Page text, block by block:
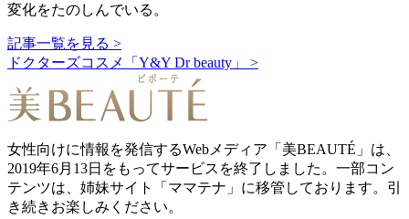
変化をたのしんでいる。
記事一覧を見る >
ドクターズコスメ「Y&Y Dr beauty」 >
女性向けに情報を発信するWebメディア「美BEAUTÉ」は、
2019年6月13日をもってサービスを終了しました。一部コン
テンツは、姉妹サイト「ママテナ」に移管しております。引
き続きお楽しみください。